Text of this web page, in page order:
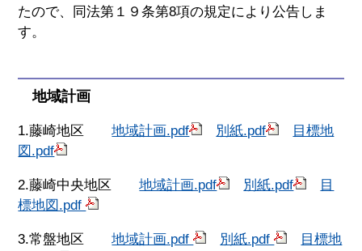
たので、同法第１９条第8項の規定により公告しま
す。
地域計画
1.藤崎地区地域計画.pdf 別紙.pdf
目標地
図.pdf
2.藤崎中央地区地域計画.pdf 別紙.pdf
目
標地図.pdf
3.常盤地区地域計画.pdf 別紙.pdf
目標地